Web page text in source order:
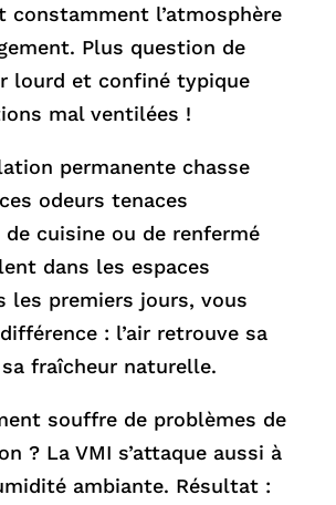
constamment l’atmosphère
Plus question de
lourd et confiné typique
mal ventilées !
permanente chasse
odeurs tenaces
de cuisine ou de renfermé
dans les espaces
les premiers jours, vous
: l’air retrouve sa
fraîcheur naturelle.
souffre de problèmes de
? La VMI s’attaque aussi à
ambiante. Résultat :